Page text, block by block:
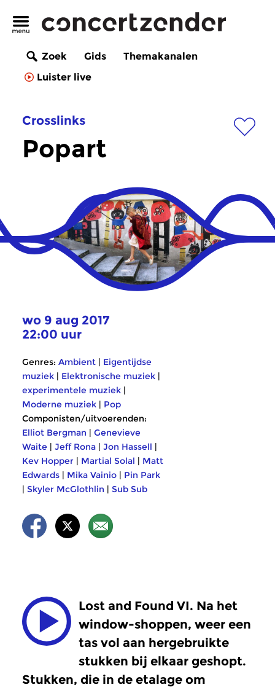
Zoek Gids
Themakanalen
Luister live
Crosslinks
Popart
wo 9 aug 2017
22:00 uur
Genres: Ambient | Eigentijdse
muziek | Elektronische muziek |
experimentele muziek |
Moderne muziek | Pop
Componisten/uitvoerenden:
Elliot Bergman | Genevieve
Waite | Jeff Rona | Jon Hassell |
Kev Hopper | Martial Solal | Matt
Edwards | Mika Vainio | Pin Park
| Skyler McGlothlin | Sub Sub
Lost and Found VI. Na het
window-shoppen, weer een
tas vol aan hergebruikte
stukken bij elkaar geshopt.
Stukken, die in de etalage om